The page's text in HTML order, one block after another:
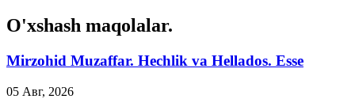
O'xshash maqolalar.
Mirzohid Muzaffar. Hechlik va Hellados. Esse
05 Авг, 2026